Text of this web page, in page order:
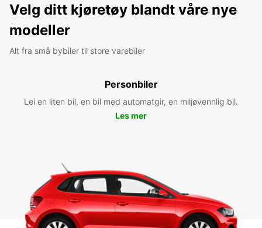
Velg ditt kjøretøy blandt våre nye
modeller
Alt fra små bybiler til store varebiler
Personbiler
Lei en liten bil, en bil med automatgir, en miljøvennlig bil.
Les mer